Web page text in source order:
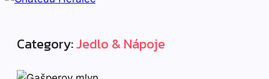
Category:Jedlo & Nápoje